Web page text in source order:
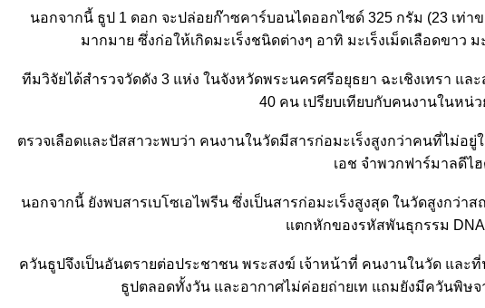
นอกจากนี้ ธูป 1 ดอก จะปล่อยก๊าซคาร์บอนไดออกไซด์ 325 กรัม (23 เท่
มากมาย ซึ่งก่อให้เกิดมะเร็งชนิดต่างๆ อาทิ มะเร็งเม็ดเลือดขาว
ทีมวิจัยได้สำรวจวัดดัง 3 แห่ง ในจังหวัดพระนครศรีอยุธยา ฉะเชิงเทรา
40 คน เปรียบเทียบกับคนงานในหน่
ตรวจเลือดและปัสสาวะพบว่า คนงานในวัดมีสารก่อมะเร็งสูงกว่าคนที่ไม่อยู่
เอช จำพวกฟาร์มาลดีไฮ
นอกจากนี้ ยังพบสารเบโซเอไพรีน ซึ่งเป็นสารก่อมะเร็งสูงสุด ในวัดสูงกว่
ตกหักของรหัสพันธุกรรม DNA
ควันธูปจึงเป็นอันตรายต่อประชาชน พระสงฆ์ เจ้าหน้าที่ คนงานในวัด และ
ธูปตลอดทั้งวัน และอากาศไม่ค่อยถ่ายเท แถมยังมีควันพิษจ